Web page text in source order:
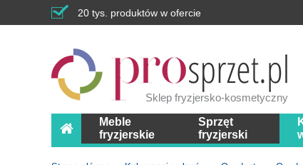
20 tys. produktów w ofercie
Sklep fryzjersko-kosmetyczny
Meble
fryzjerskie
Sprzęt
fryzjerski